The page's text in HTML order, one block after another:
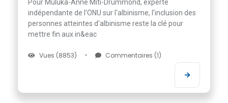
Pour Muluka-Anne Miti-Drummond, experte
indépendante de l'ONU sur l'albinisme, l'inclusion des
personnes atteintes d'albinisme reste la clé pour
mettre fin aux in&eac
Vues (8853) Commentaires (1)